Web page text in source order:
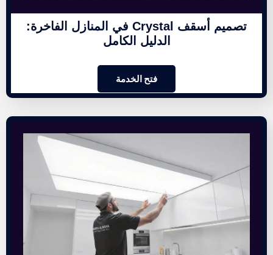
تصميم أسقف Crystal في المنازل الفاخرة:
الدليل الكامل
فتح الخدمة